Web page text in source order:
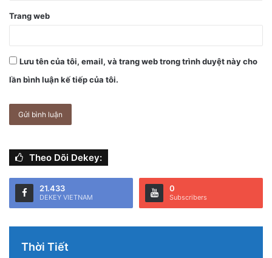
Trang web
Lưu tên của tôi, email, và trang web trong trình duyệt này cho
lần bình luận kế tiếp của tôi.
Theo Dõi Dekey:
21.433
DEKEY VIETNAM
0
Subscribers
Thời Tiết